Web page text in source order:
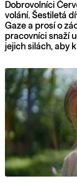
Dobrovolníci
volání. Šestiletá
Gaze a prosí o
pracovníci snaží
jejich silách, aby